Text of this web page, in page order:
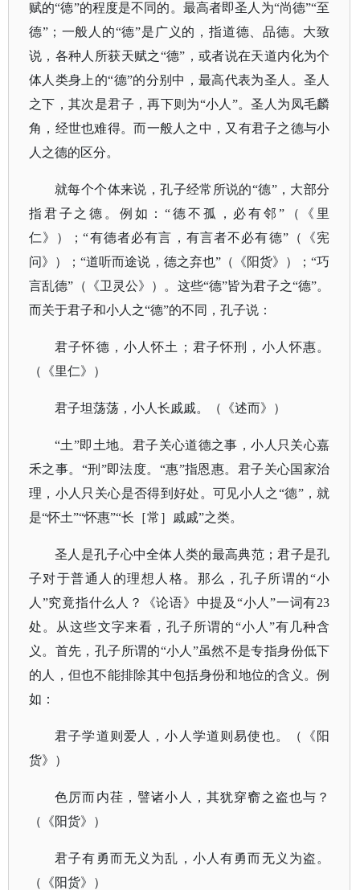
赋的“德”的程度是不同的。最高者即圣人为“尚德”“至
德”；一般人的“德”是广义的，指道德、品德。大致
说，各种人所获天赋之“德”，或者说在天道内化为个
体人类身上的“德”的分别中，最高代表为圣人。圣人
之下，其次是君子，再下则为“小人”。圣人为凤毛麟
角，经世也难得。而一般人之中，又有君子之德与小
人之德的区分。
就每个个体来说，孔子经常所说的“德”，大部分
指君子之德。例如：“德不孤，必有邻”（
《里
仁》 ）；“有德者必有言，有言者不必有德”（
《宪
问》
）；“道听而途说，德之弃也”（ 《阳货》 ）；“巧
言乱德”（ 《卫灵公》 ）。这些“德”皆为君子之“德”。
而关于君子和小人之“德”的不同，孔子说：
君子怀德，小人怀土；君子怀刑，小人怀惠。
（《里仁》）
君子坦荡荡，小人长戚戚。（《述而》）
“土”即土地。君子关心道德之事，小人只关心嘉
禾之事。“刑”即法度。“惠”指恩惠。君子关心国家治
理，小人只关心是否得到好处。可见小人之“德”，就
是“怀土”“怀惠”“长［常］戚戚”之类。
圣人是孔子心中全体人类的最高典范；君子是孔
子对于普通人的理想人格。那么，孔子所谓的“小
人”究竟指什么人？《论语》中提及“小人”一词有23
处。从这些文字来看，孔子所谓的“小人”有几种含
义。首先，孔子所谓的“小人”虽然不是专指身份低下
的人，但也不能排除其中包括身份和地位的含义。例
如：
君子学道则爱人，小人学道则易使也。（《阳
货》）
色厉而内荏，譬诸小人，其犹穿窬之盗也与？
（《阳货》）
君子有勇而无义为乱，小人有勇而无义为盗。
（《阳货》）